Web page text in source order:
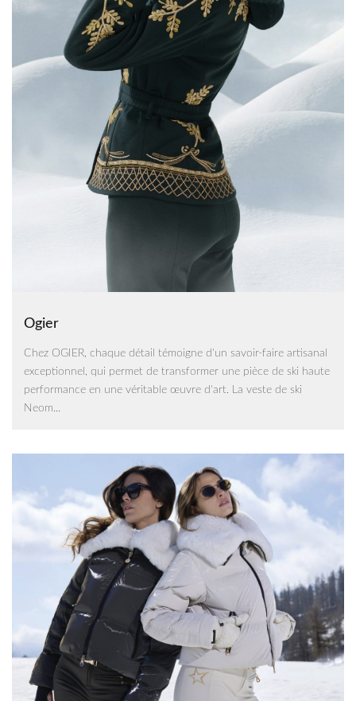
Ogier
Chez OGIER, chaque détail témoigne d'un savoir-faire artisanal
exceptionnel, qui permet de transformer une pièce de ski haute
performance en une véritable œuvre d'art. La veste de ski
Neom...